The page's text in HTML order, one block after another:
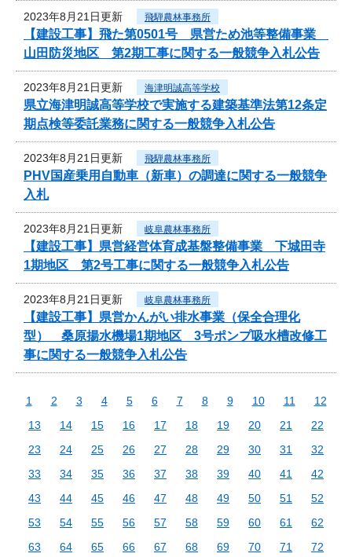
2023年8月21日更新 飛騨農林事務所
【建設工事】飛た第0501号 県営ため池等整備事業
山田防災地区 第2期工事に関する一般競争入札公告
2023年8月21日更新 海津明誠高等学校
県立海津明誠高等学校で実施する建築基準法第12条定
期点検等委託業務に関する一般競争入札公告
2023年8月21日更新 飛騨農林事務所
PHV国産乗用自動車（新車）の調達に関する一般競争
入札
2023年8月21日更新 岐阜農林事務所
【建設工事】県営経営体育成基盤整備事業 下城田寺
1期地区 第2号工事に関する一般競争入札公告
2023年8月21日更新 岐阜農林事務所
【建設工事】県営かんがい排水事業（保全合理化
型） 桑原揚水機場1期地区 3号ポンプ吸水槽改修工
事に関する一般競争入札公告
1 2 3 4 5 6 7 8 9 10 11
12
13
14 15 16 17 18 19 20 21
22
23
24 25 26 27 28 29 30 31
32
33
34 35 36 37 38 39 40 41
42
43
44 45 46 47 48 49 50 51
52
53
54 55 56 57 58 59 60 61
62
63
64 65 66 67 68 69 70 71
72